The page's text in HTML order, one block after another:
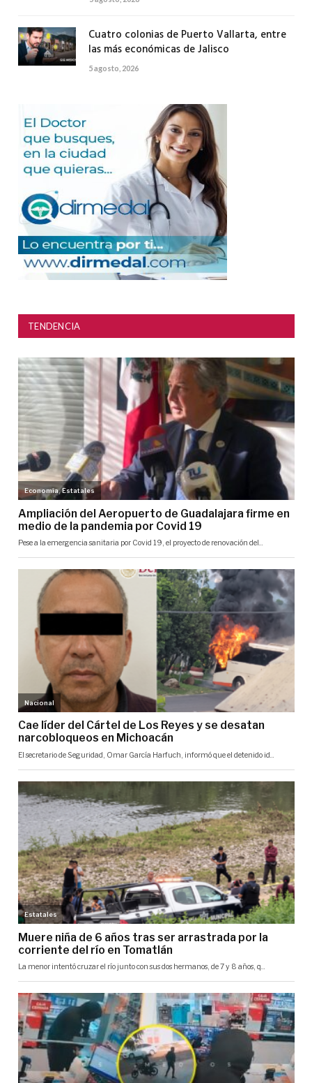
Cuatro colonias de Puerto Vallarta, entre
las más económicas de Jalisco
5 agosto, 2026
TENDENCIA